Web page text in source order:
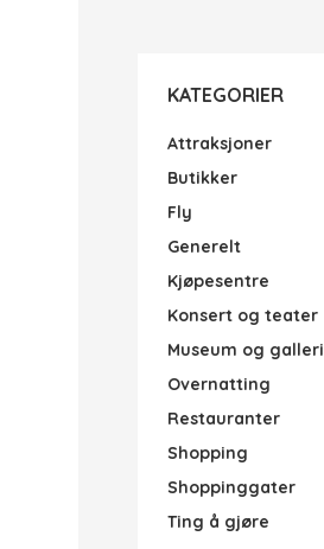
KATEGORIER
Attraksjoner
Butikker
Fly
Generelt
Kjøpesentre
Konsert og teater
Museum og galleri
Overnatting
Restauranter
Shopping
Shoppinggater
Ting å gjøre